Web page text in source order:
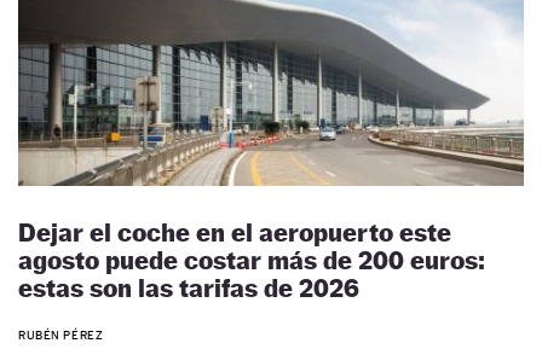
Dejar el coche en el aeropuerto este
agosto puede costar más de 200 euros:
estas son las tarifas de 2026
RUBÉN PÉREZ